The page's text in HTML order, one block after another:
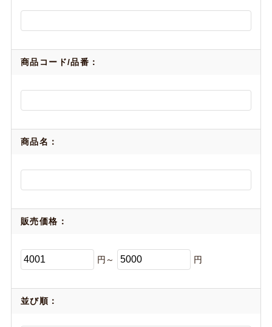
商品コード/品番：
商品名：
販売価格：
円～ 円
並び順：